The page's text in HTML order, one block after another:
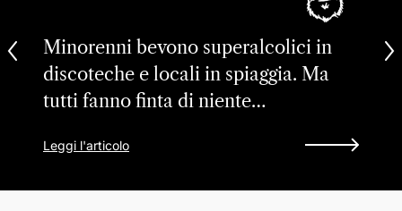
Minorenni bevono superalcolici in
discoteche e locali in spiaggia. Ma
tutti fanno finta di niente…
Leggi l'articolo